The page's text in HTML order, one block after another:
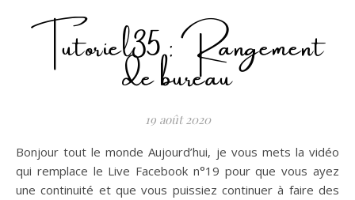
Tutoriel35 : Rangement
de bureau
19 août 2020
Bonjour tout le monde Aujourd’hui, je vous mets la vidéo
qui remplace le Live Facebook n°19 pour que vous ayez
une continuité et que vous puissiez continuer à faire des